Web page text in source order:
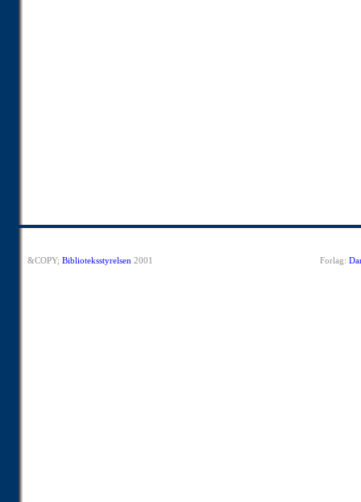
&COPY; Biblioteksstyrelsen 2001 Forlag: